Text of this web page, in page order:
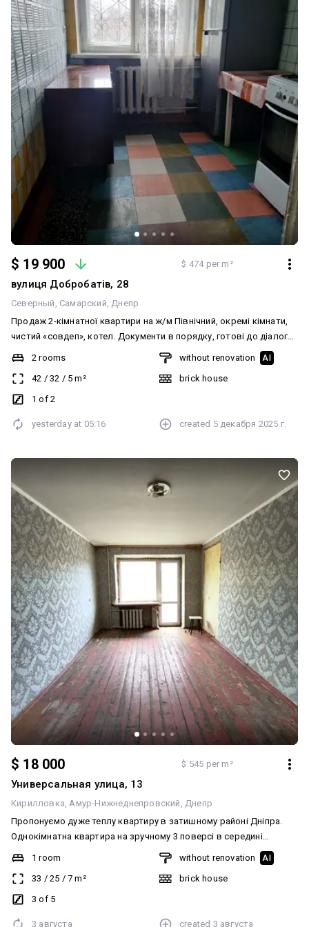
збільшений балкон; нові комунікації; можливість швидко
завершити ремонт без масштабних витрат. Інфраструктура: У
пішій доступності супермаркети, магазини, школи, дитячі садки,
зупинки громадського транспорту. Зручна транспортна
розв'язка дозволяє швидко дістатися в будь-яку частину міста.
Чудовий варіант для комфортного проживання або вигідної
інвестиції під оренду. Телефонуйте для отримання додаткової
інформації та організації перегляду.
$ 19 900 $ 474 per m²
вулиця Добробатів, 28
Северный Самарский Днепр
Продаж 2-кімнатної квартири на ж/м Північний, окремі кімнати,
чистий «совдеп», котел. Документи в порядку, готові до діалогу.
Перегляди за домовленістю.
2 rooms
42 / 32 / 5 m²
1 of 2
without renovation AI
brick house
yesterday at 05:16 created 5 декабря 2025 г.
$ 18 000 $ 545 per m²
Универсальная улица, 13
Кирилловка Амур-Нижнеднепровский Днепр
Пропонуємо дуже теплу квартиру в затишному районі Дніпра.
Однокімнатна квартира на зручному 3 поверсі в середині
будинку, по вулиці Універсальна 13. Район із розвиненою
інфраструктурою все в пішій доступності - трамвайна зупинка та
інший міський транспорт, магазини АТБ та інші, мед. заклад,
садочок, стадіон. Через декілька зупинок ТРЦ "Караван".
1 room
33 / 25 / 7 m²
3 of 5
without renovation AI
brick house
3 августа created 3 августа